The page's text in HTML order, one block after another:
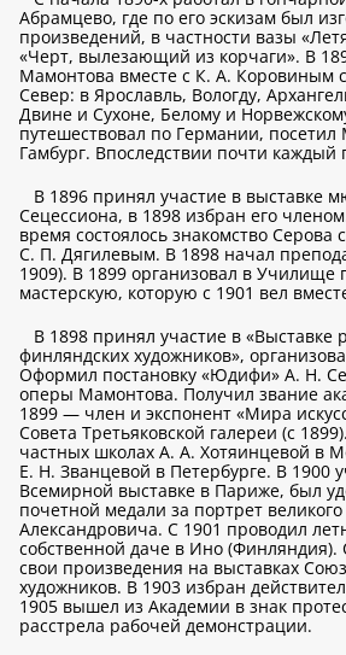
Абрамцево, где по его эскизам был
произведений, в частности вазы
«Черт, вылезающий из корчаги». В
Мамонтова вместе с К. А. Коровиным
Север: в Ярославль, Вологду,
Двине и Сухоне, Белому и
путешествовал по Германии,
Гамбург. Впоследствии почти каждый
В 1896 принял участие в выставке
Сецессиона, в 1898 избран его
время состоялось знакомство Серова
С. П. Дягилевым. В 1898 начал
1909). В 1899 организовал в Училище
мастерскую, которую с 1901 вел
В 1898 принял участие в «Выставке
финляндских художников»,
Оформил постановку «Юдифи» А. Н.
оперы Мамонтова. Получил звание
1899 — член и экспонент «Мира
Совета Третьяковской галереи (с
частных школах А. А. Хотяинцевой в
Е. Н. Званцевой в Петербурге. В 1900
Всемирной выставке в Париже, был
почетной медали за портрет
Александровича. С 1901 проводил
собственной даче в Ино (Финляндия).
свои произведения на выставках
художников. В 1903 избран
1905 вышел из Академии в знак
расстрела рабочей демонстрации.